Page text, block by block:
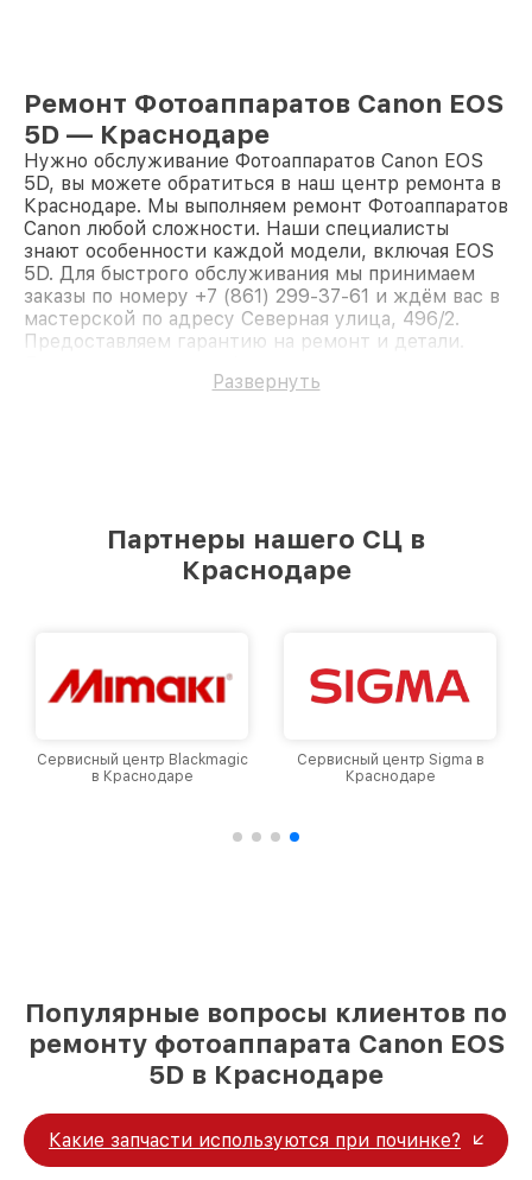
Ремонт Фотоаппаратов Canon EOS
5D — Краснодаре
Нужно обслуживание Фотоаппаратов Canon EOS
5D, вы можете обратиться в наш центр ремонта в
Краснодаре. Мы выполняем ремонт Фотоаппаратов
Canon любой сложности. Наши специалисты
знают особенности каждой модели, включая EOS
5D. Для быстрого обслуживания мы принимаем
заказы по номеру +7 (861) 299-37-61 и ждём вас в
мастерской по адресу Северная улица, 496/2.
Предоставляем гарантию на ремонт и детали.
Развернуть
Партнеры нашего СЦ в
Краснодаре
Сервисный центр Blackmagic
в Краснодаре
Сервисный центр Sigma в
Краснодаре
Популярные вопросы клиентов по
ремонту фотоаппарата Canon EOS
5D в Краснодаре
Какие запчасти используются при починке?